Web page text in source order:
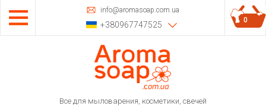
info@aromasoap.com.ua
+380967747525
Все для мыловарения, косметики, свечей
0